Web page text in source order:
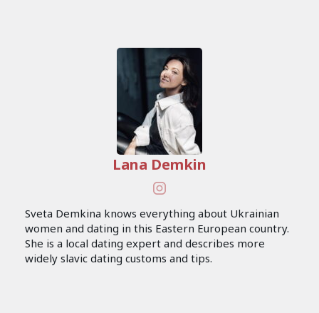
Lana Demkin
Sveta Demkina knows everything about Ukrainian
women and dating in this Eastern European country.
She is a local dating expert and describes more
widely slavic dating customs and tips.